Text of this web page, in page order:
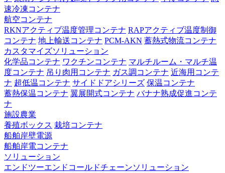
速冷凍コンテナ
航空コンテナ
RKNアクティブ温度管理コンテナ RAPアクティブ温度制御
コンテナ 地上輸送コンテナ PCM-AKN 蓄熱式物流コンテナ
カスタマイズソリューション
化学品コンテナ ワクチンコンテナ マルチルーム・マルチ温
度コンテナ 吊り肉用コンテナ ガス調コンテナ 近海用コンテ
ナ 超低温コンテナ サイドドアシリーズ 保温コンテナ
蓄熱保温コンテナ 翼展開式コンテナ バナナ熟成促進コンテ
ナ
施設農業
養殖ボックス 栽培コンテナ
船舶岸壁電源
船舶岸電コンテナ
ソリューション
エンドツーエンドコールドチェーンソリューション